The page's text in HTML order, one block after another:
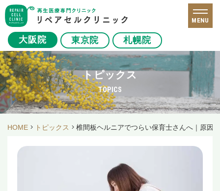
大阪院 東京院 札幌院
MENU
トピックス
TOPICS
HOME トピックス 椎間板ヘルニアでつらい保育士さんへ｜原因